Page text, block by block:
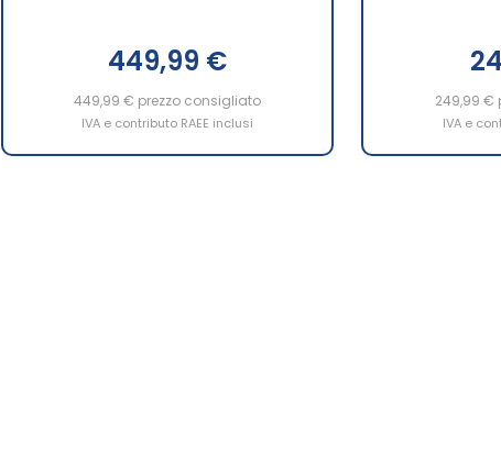
449,99 €
449,99 € prezzo consigliato
IVA e contributo RAEE inclusi
249,99 €
IVA e